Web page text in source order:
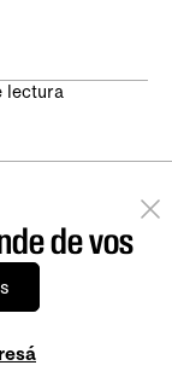
lectura
de vos